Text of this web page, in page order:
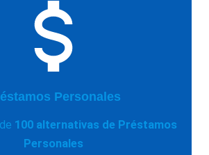
Personales
100 alternativas de Préstamos
Personales